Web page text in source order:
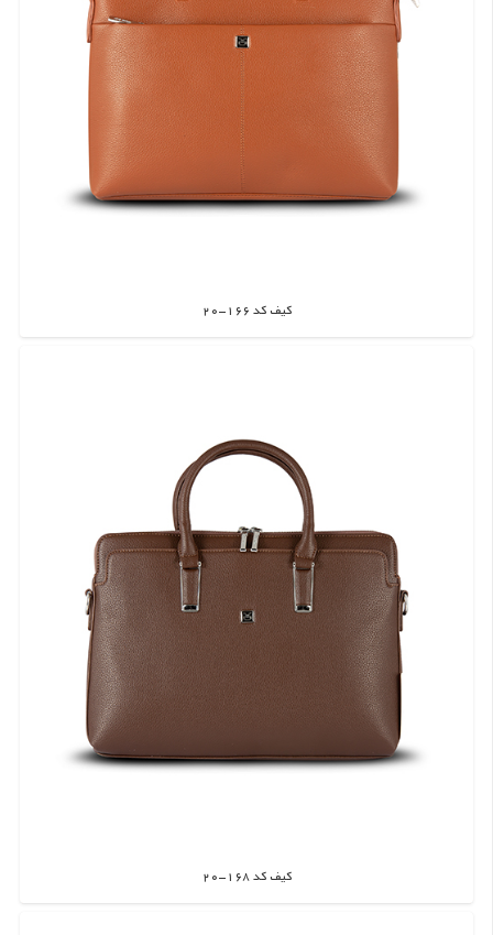
کیف کد 166-20
اطلاعات بیشتر
کیف کد 168-20
اطلاعات بیشتر